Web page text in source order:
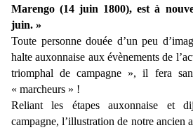
Marengo (14 juin 1800), est à
juin. »
Toute personne douée d’un peu
halte auxonnaise aux évènements de
triomphal de campagne », il fera
« marcheurs » !
Reliant les étapes auxonnaise et
campagne, l’illustration de notre ancien